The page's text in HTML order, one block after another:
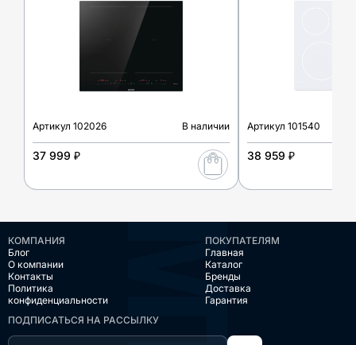
Артикул 102026 В наличии
37 999 ₽
Артикул 101540
38 959 ₽
КОМПАНИЯ
Блог
О компании
Контакты
Политика
конфиденциальности
ПОКУПАТЕЛЯМ
Главная
Каталог
Бренды
Доставка
Гарантия
ПОДПИСАТЬСЯ НА РАССЫЛКУ